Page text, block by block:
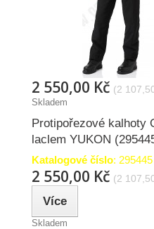
2 550,00 Kč (2
Skladem
Protipořezové kalhoty
laclem YUKON
Katalogové číslo: 295445
2 550,00 Kč (2
Více
Skladem